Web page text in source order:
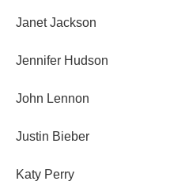
Janet Jackson
Jennifer Hudson
John Lennon
Justin Bieber
Katy Perry